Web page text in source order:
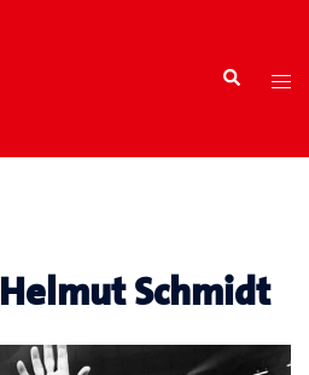
Search
Helmut Schmidt